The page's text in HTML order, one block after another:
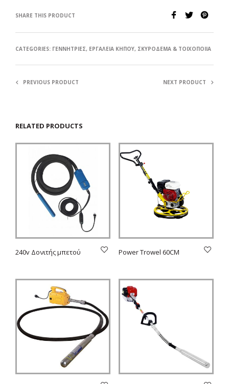
SHARE THIS PRODUCT
CATEGORIES: ΓΕΝΝΉΤΡΙΕΣ, ΕΡΓΑΛΕΊΑ ΚΉΠΟΥ, ΣΚΥΡΌΔΕΜΑ & ΤΟΙΧΟΠΟΙΊΑ
PREVIOUS PRODUCT NEXT PRODUCT
RELATED PRODUCTS
240v Δονιτής μπετού Power Trowel 60CM